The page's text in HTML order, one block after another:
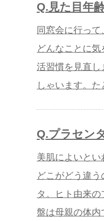
Q.見た目年
同窓会に行っ
どんなことに
活習慣を見直
しゃいます。
Q.プラセン
美肌によいと
どこがどう違
タ。ヒト由来
盤は母親の体